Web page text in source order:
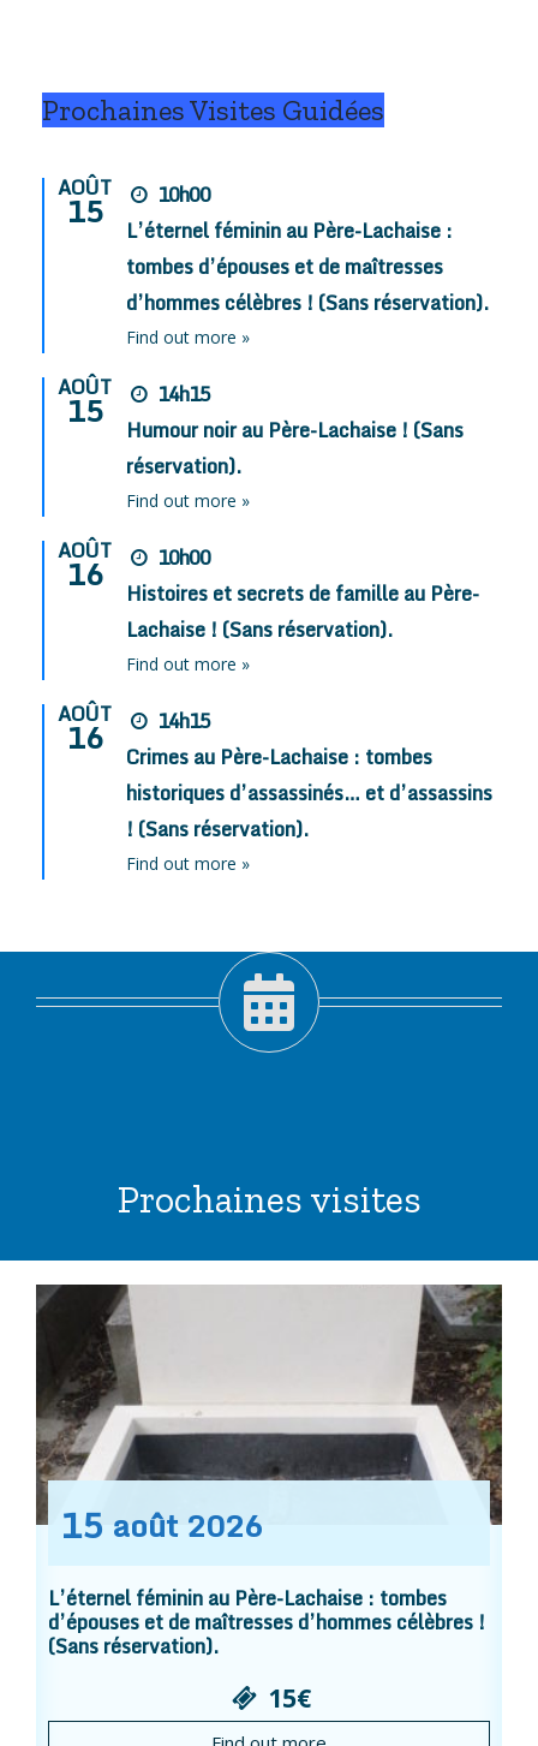
Prochaines Visites Guidées
AOÛT
15
10h00
L’éternel féminin au Père-Lachaise :
tombes d’épouses et de maîtresses
d’hommes célèbres ! (Sans réservation).
Find out more »
AOÛT
15
14h15
Humour noir au Père-Lachaise ! (Sans
réservation).
Find out more »
AOÛT
16
10h00
Histoires et secrets de famille au Père-
Lachaise ! (Sans réservation).
Find out more »
AOÛT
16
14h15
Crimes au Père-Lachaise : tombes
historiques d’assassinés… et d’assassins
! (Sans réservation).
Find out more »
Prochaines visites
15 août 2026
L’éternel féminin au Père-Lachaise : tombes
d’épouses et de maîtresses d’hommes célèbres !
(Sans réservation).
15€